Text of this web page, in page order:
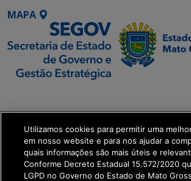
MAPA
Executiva de
Transformação Digital
get_footer();
Utilizamos cookies para permitir uma
em nosso website e para nos ajudar a
quais informações são mais úteis e
Conforme Decreto Estadual 15.572/2020
LGPD no Governo do Estado de Mato